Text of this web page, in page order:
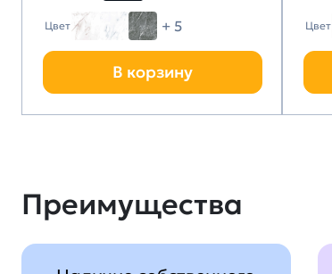
Цвет + 5
В корзину
Цвет
Преимущества